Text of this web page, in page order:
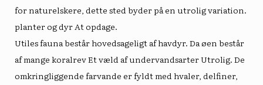
for naturelskere, dette sted byder på en utrolig variation.
planter og dyr At opdage.
Utiles fauna består hovedsageligt af havdyr. Da øen består
af mange koralrevEt væld af undervandsarterUtrolig. De
omkringliggende farvande er fyldt med hvaler, delfiner,